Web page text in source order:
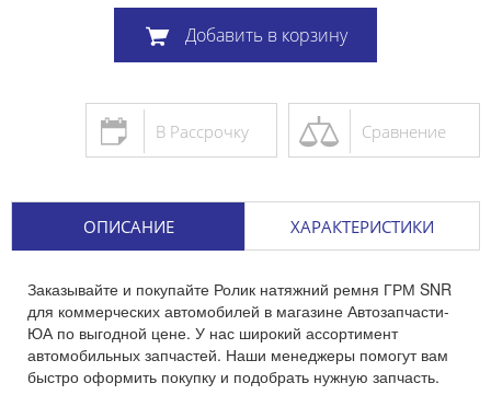
Добавить в корзину
Сравнение
В Рассрочку
ОПИСАНИЕ ХАРАКТЕРИСТИКИ
Заказывайте и покупайте Ролик натяжний ремня ГРМ SNR
для коммерческих автомобилей в магазине Автозапчасти-
ЮА по выгодной цене. У нас широкий ассортимент
автомобильных запчастей. Наши менеджеры помогут вам
быстро оформить покупку и подобрать нужную запчасть.